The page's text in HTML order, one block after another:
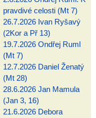
pravdivé celosti (Mt 7)
26.7.2026 Ivan Ryšavý
(2Kor a Př 13)
19.7.2026 Ondřej Ruml
(Mt 7)
12.7.2026 Daniel Ženatý
(Mt 28)
28.6.2026 Jan Mamula
(Jan 3, 16)
21.6.2026 Debora